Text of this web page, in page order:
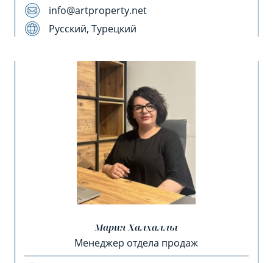
info@artproperty.net
Русский, Турецкий
Мария Халхаллы
Менеджер отдела продаж